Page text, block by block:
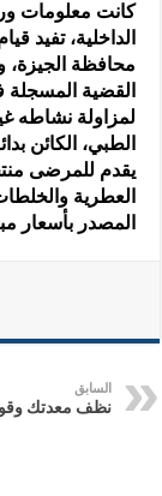
كانت معلومات
محافظة الجيزة،
القضية
لمزاولة نشاطه
الطبي، الكائن
يقدم للمرضى
العطرية
المصدر بأسعار
السابق
نظف معدتك